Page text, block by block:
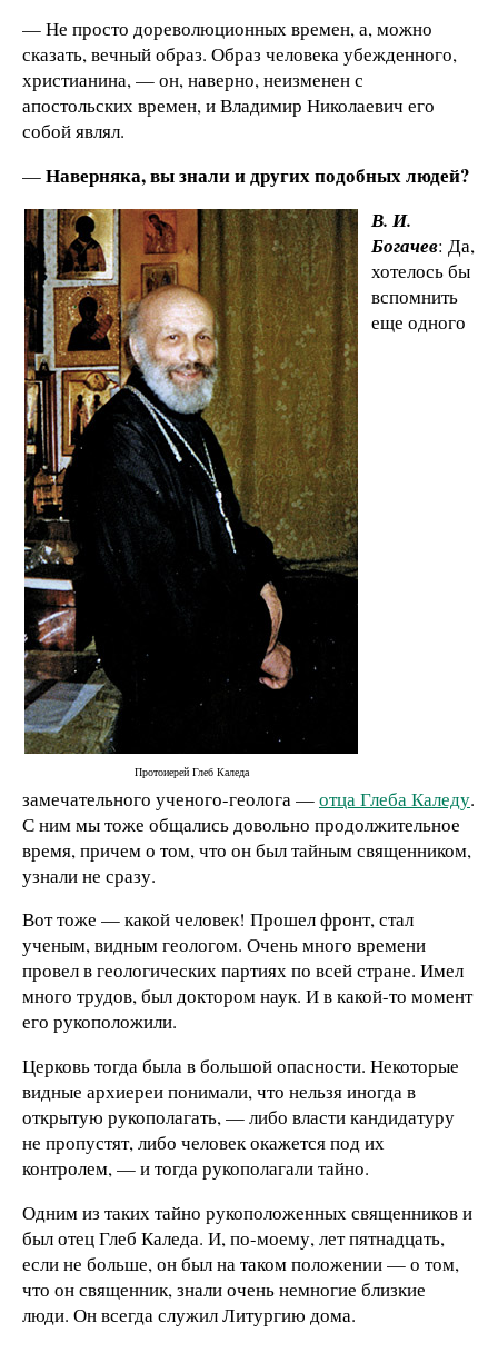
— Не просто дореволюционных времен, а, можно
сказать, вечный образ. Образ человека убежденного,
христианина, — он, наверно, неизменен с
апостольских времен, и Владимир Николаевич его
собой являл.
—Наверняка, вы знали и других подобных людей?
Протоиерей Глеб Каледа
В. И.
Богачев: Да,
хотелось бы
вспомнить
еще одного
замечательного ученого-геолога —отца Глеба Каледу.
С ним мы тоже общались довольно продолжительное
время, причем о том, что он был тайным священником,
узнали не сразу.
Вот тоже — какой человек! Прошел фронт, стал
ученым, видным геологом. Очень много времени
провел в геологических партиях по всей стране. Имел
много трудов, был доктором наук. И в какой-то момент
его рукоположили.
Церковь тогда была в большой опасности. Некоторые
видные архиереи понимали, что нельзя иногда в
открытую рукополагать, — либо власти кандидатуру
не пропустят, либо человек окажется под их
контролем, — и тогда рукополагали тайно.
Одним из таких тайно рукоположенных священников и
был отец Глеб Каледа. И, по-моему, лет пятнадцать,
если не больше, он был на таком положении — о том,
что он священник, знали очень немногие близкие
люди. Он всегда служил Литургию дома.